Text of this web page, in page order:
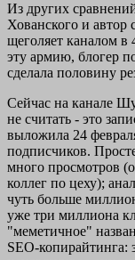
Из других
Хованского и автор
щеголяет каналом в
эту армию, блогер
сделала половину
Сейчас на канале
не считать - это
выложила 24
подписчиков.
много просмотров
коллег по цеху);
чуть больше
уже три миллиона
"меметичное"
SEO-копирайтинга: